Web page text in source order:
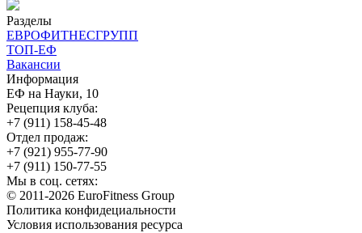
Разделы
ЕВРОФИТНЕСГРУПП
ТОП-ЕФ
Вакансии
Информация
ЕФ на Науки, 10
Рецепция клуба:
+7 (911) 158-45-48
Отдел продаж:
+7 (921) 955-77-90
+7 (911) 150-77-55
Мы в соц. сетях:
© 2011-2026 EuroFitness Group
Политика конфидециальности
Условия использования ресурса